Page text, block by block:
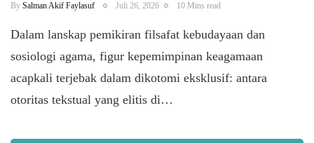
By Salman Akif Faylasuf Juli 26, 2026 10 Mins read
Dalam lanskap pemikiran filsafat kebudayaan dan
sosiologi agama, figur kepemimpinan keagamaan
acapkali terjebak dalam dikotomi eksklusif: antara
otoritas tekstual yang elitis di…